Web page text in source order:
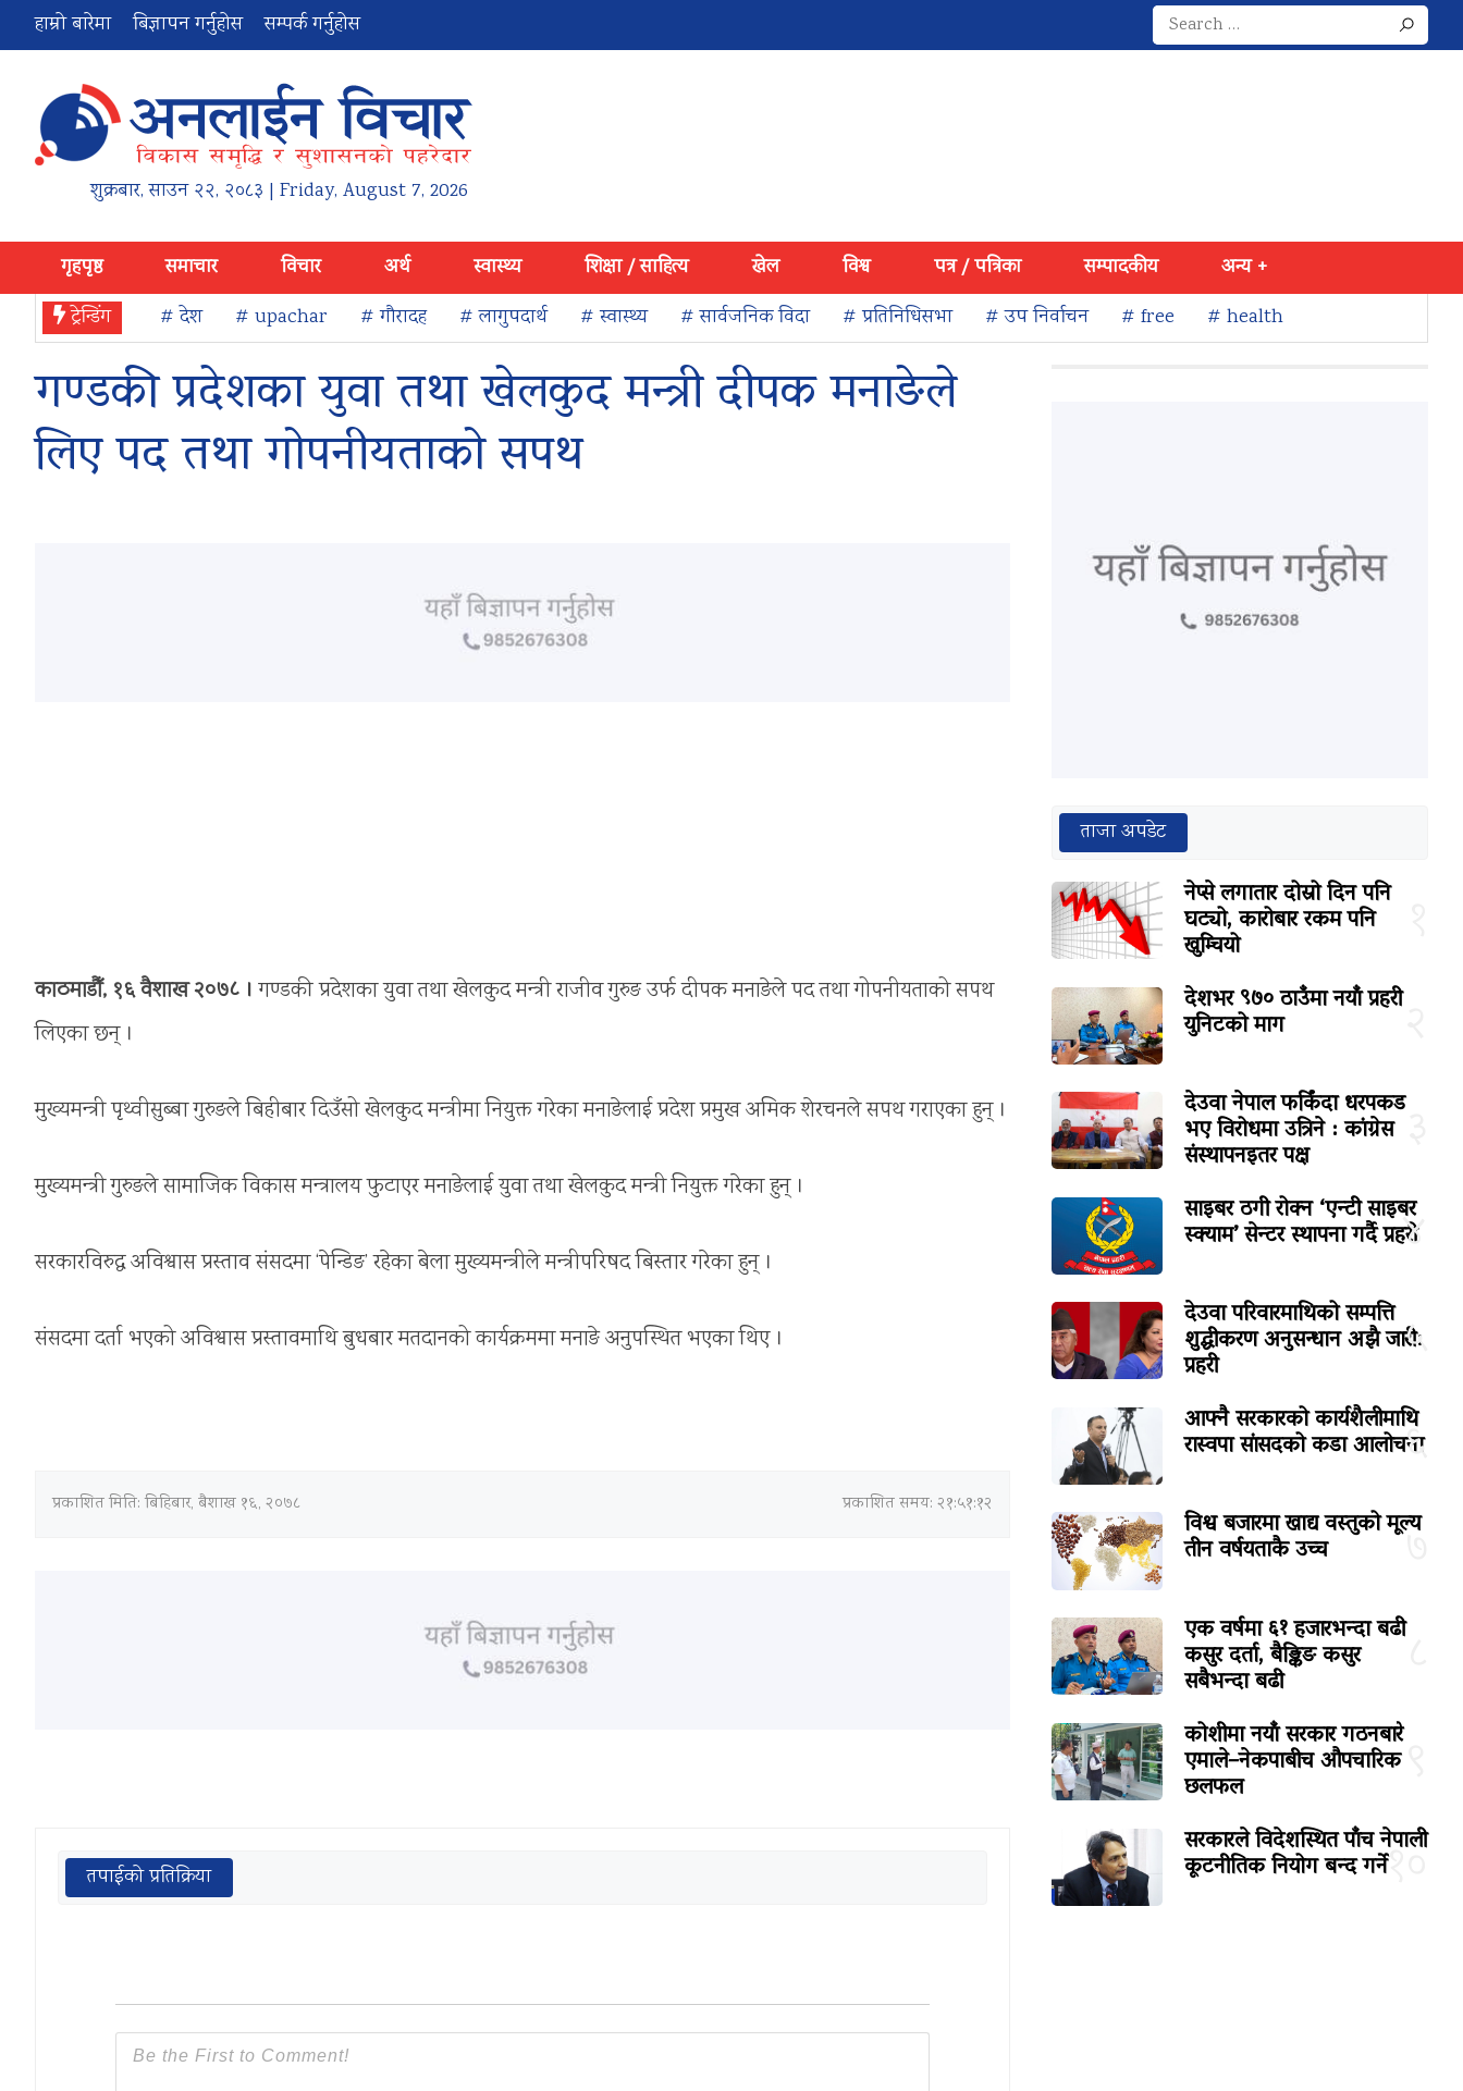
हाम्रो बारेमा बिज्ञापन गर्नुहोस सम्पर्क गर्नुहोस
Search
for:
शुक्रबार,साउन २२, २०८३ | Friday, August 7, 2026
गृहपृष्ठ समाचार विचार अर्थ स्वास्थ्य शिक्षा / साहित्य खेल विश्व पत्र / पत्रिका सम्पादकीय
अन्य +
ट्रेन्डिंग
# देश # upachar # गौरादह # लागुपदार्थ # स्वास्थ्य # सार्वजनिक विदा # प्रतिनिधिसभा # उप निर्वाचन # free # health
गण्डकी प्रदेशका युवा तथा खेलकुद मन्त्री दीपक मनाङेले
लिए पद तथा गोपनीयताको सपथ
काठमाडौँ, १६ वैशाख २०७८ । गण्डकी प्रदेशका युवा तथा खेलकुद मन्त्री राजीव गुरुङ उर्फ दीपक मनाङेले पद तथा गोपनीयताको सपथ
लिएका छन् ।
मुख्यमन्त्री पृथ्वीसुब्बा गुरुङले बिहीबार दिउँसो खेलकुद मन्त्रीमा नियुक्त गरेका मनाङेलाई प्रदेश प्रमुख अमिक शेरचनले सपथ गराएका हुन् ।
मुख्यमन्त्री गुरुङले सामाजिक विकास मन्त्रालय फुटाएर मनाङेलाई युवा तथा खेलकुद मन्त्री नियुक्त गरेका हुन् ।
सरकारविरुद्ध अविश्वास प्रस्ताव संसदमा ‘पेन्डिङ’ रहेका बेला मुख्यमन्त्रीले मन्त्रीपरिषद बिस्तार गरेका हुन् ।
संसदमा दर्ता भएको अविश्वास प्रस्तावमाथि बुधबार मतदानको कार्यक्रममा मनाङे अनुपस्थित भएका थिए ।
प्रकाशित मिति: बिहिबार, बैशाख १६, २०७८ प्रकाशित समय: २१:५१:१२
तपाईको प्रतिक्रिया
ताजा अपडेट
नेप्से लगातार दोस्रो दिन पनि
घट्यो, कारोबार रकम पनि
खुम्चियो
देशभर ९७० ठाउँमा नयाँ प्रहरी
युनिटको माग
देउवा नेपाल फर्किंदा धरपकड
भए विरोधमा उत्रिने : कांग्रेस
संस्थापनइतर पक्ष
४
साइबर ठगी रोक्न ‘एन्टी साइबर
स्क्याम’ सेन्टर स्थापना गर्दै प्रहरी
५
देउवा परिवारमाथिको सम्पत्ति
शुद्धीकरण अनुसन्धान अझै जारी:
प्रहरी
६
आफ्नै सरकारको कार्यशैलीमाथि
रास्वपा सांसदको कडा आलोचना
७
विश्व बजारमा खाद्य वस्तुको मूल्य
तीन वर्षयताकै उच्च
एक वर्षमा ६१ हजारभन्दा बढी
कसुर दर्ता, बैङ्किङ कसुर
सबैभन्दा बढी
कोशीमा नयाँ सरकार गठनबारे
एमाले–नेकपाबीच औपचारिक
छलफल
१०
सरकारले विदेशस्थित पाँच नेपाली
कूटनीतिक नियोग बन्द गर्ने